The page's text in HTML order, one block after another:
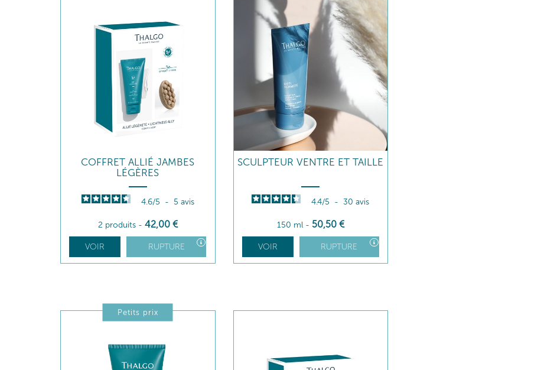
COFFRET ALLIÉ JAMBES
LÉGÈRES
4.6/5 - 5 avis
2 produits - 42,00 €
VOIR RUPTURE
SCULPTEUR VENTRE ET TAILLE
4.4/5 - 30avis
150 ml - 50,50 €
VOIR RUPTURE
Petits prix